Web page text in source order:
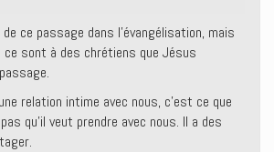
ce passage dans l’évangélisation, mais
ce sont à des chrétiens que Jésus
relation intime avec nous, c’est ce que
qu’il veut prendre avec nous. Il a des